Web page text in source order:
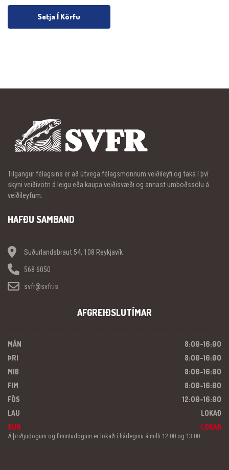
Setja Í Körfu
Tilgangur félagsins er að útvega félagsmönnum veiðileyfi og taka í því
skyni veiðivötn á leigu eða kaupa veiðisvæði og annast umboðssölu á
veiðileyfum.
HAFÐU SAMBAND
Suðurlandsbraut 54, 108 Reykjavík
568 6050
svfr@svfr.is
AFGREIÐSLUTÍMAR
MÁN
8:00-16:00
ÞRI
8:00-16:00
MIÐ
8:00-16:00
FIM
8:00-16:00
FÖS
12:00-16:00
LAU
LOKAÐ
SUN
LOKAÐ
Á þriðjudögum og fimmtudögum er lokað í hádeginu á milli 12:00 og 13:00